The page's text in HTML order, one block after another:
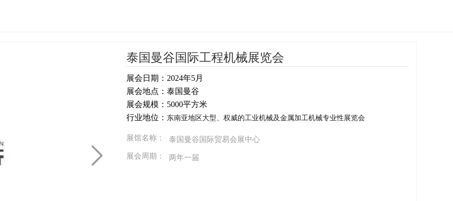
泰国曼谷国际工程机械展览会
展会日期：2024年5月
展会地点：泰国曼谷
展会规模：5000平方米
行业地位： 东南亚地区大型、权威的工业机械及金属加工机械专业性展览会
展馆名称： 泰国曼谷国际贸易会展中心
展会周期： 两年一届